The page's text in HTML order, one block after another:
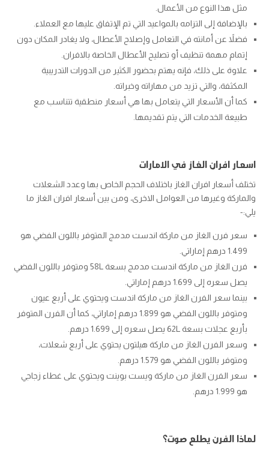
مثل هذا النوع من الأعمال.
بالإضافة إلى التزامه بالمواعيد التي تم الإتفاق عليها مع العملاء.
فضلاً عن أمانته في التعامل وإصلاح الأعطال، ولا يغادر المكان دون
إتمام مهمة تنظيف أو تصليح الأعطال الخاصة بالافران.
علاوة على ذلك، فإنه يهتم بحضور الكثير من الدورات التدريبية
المكثفة، والتي تزيد من مهاراته وخبراته.
كما أن الأسعار التي يتعامل بها هي أسعار منطقية تتناسب مع
طبيعة الخدمات التي يتم تقديمها.
اسعار افران الغاز في الامارات
تختلف أسعار افران الغاز باختلاف الحجم الخاص بها وعدد الشعلات
والماركة وغيرها من العوامل الاخرى، ومن بين أسعار افران الغاز ما
يلي:-
سعر فرن الغاز من ماركة اندست مدمج المتوفر باللون الفضي هو
1.499 درهم إماراتي.
فرن الغاز من ماركة اندست مدمج بسعة 58L ومتوفر باللون الفضي
يصل سعره إلى 1.699 درهم إماراتي.
بينما سعر الفرن الغاز من ماركة اندست ويحتوي على أربع عيون
ومتوفر باللون الفضي هو 1.899 درهم إماراتي، كما أن الفرن المتوفر
بأربع عجلات بسعة 62L يصل سعره إلى 1.699 درهم.
وسعر الفرن الغاز من ماركة هيلتون يحتوي على أربع شعلات،
ومتوفر باللون الفضي هو 1.579 درهم.
سعر الفرن الغاز من ماركة ويست بوينت ويحتوي على غطاء زجاجي
هو 1.999 درهم.
لماذا الفرن يطلع صوت؟